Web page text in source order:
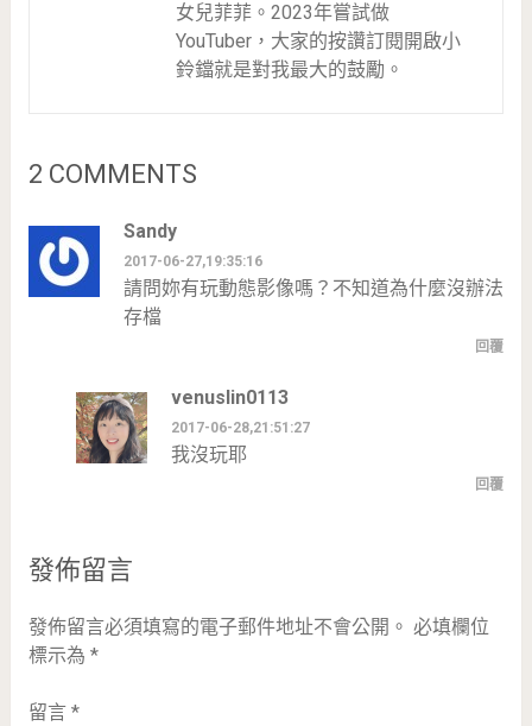
女兒菲菲。2023年嘗試做
YouTuber，大家的按讚訂閱開啟小
鈴鐺就是對我最大的鼓勵。
2 COMMENTS
Sandy
2017-06-27,19:35:16
請問妳有玩動態影像嗎？不知道為什麼沒辦法
存檔
回覆
venuslin0113
2017-06-28,21:51:27
我沒玩耶
回覆
發佈留言
發佈留言必須填寫的電子郵件地址不會公開。 必填欄位
標示為 *
留言 *